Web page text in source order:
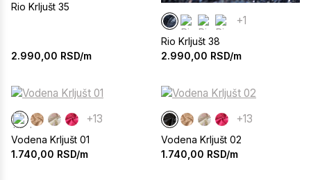
Rio Krljušt 35
2.990,00 RSD/m
+1
Rio Krljušt 38
2.990,00 RSD/m
+13
Vodena Krljušt 01
1.740,00 RSD/m
+13
Vodena Krljušt 02
1.740,00 RSD/m